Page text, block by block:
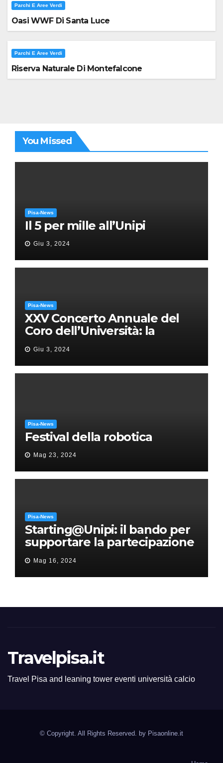
Parchi E Aree Verdi
Oasi WWF Di Santa Luce
Parchi E Aree Verdi
Riserva Naturale Di Montefalcone
You Missed
Pisa-News
Il 5 per mille all’Unipi
Giu 3, 2024
Pisa-News
XXV Concerto Annuale del
Coro dell’Università: la
“Messa in gloria” di Giacomo
Puccini
Giu 3, 2024
Pisa-News
Festival della robotica
Mag 23, 2024
Pisa-News
Starting@Unipi: il bando per
supportare la partecipazione
all’ERC Starting Grant
Mag 16, 2024
Travelpisa.it
Travel Pisa and leaning tower eventi università calcio
© Copyright. All Rights Reserved. by Pisaonline.it